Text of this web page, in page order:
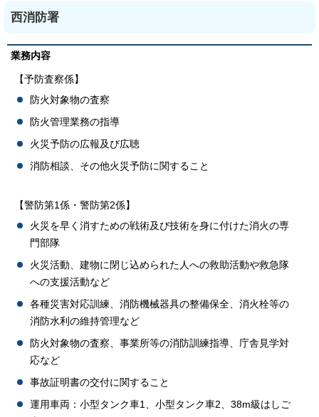
西消防署
業務内容
【予防査察係】
防火対象物の査察
防火管理業務の指導
火災予防の広報及び広聴
消防相談、その他火災予防に関すること
【警防第1係・警防第2係】
火災を早く消すための戦術及び技術を身に付けた消火の専
門部隊
火災活動、建物に閉じ込められた人への救助活動や救急隊
への支援活動など
各種災害対応訓練、消防機械器具の整備保全、消火栓等の
消防水利の維持管理など
防火対象物の査察、事業所等の消防訓練指導、庁舎見学対
応など
事故証明書の交付に関すること
運用車両：小型タンク車1、小型タンク車2、38m級はしご